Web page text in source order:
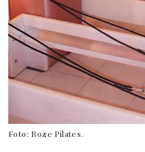
Foto: Roze Pilates.